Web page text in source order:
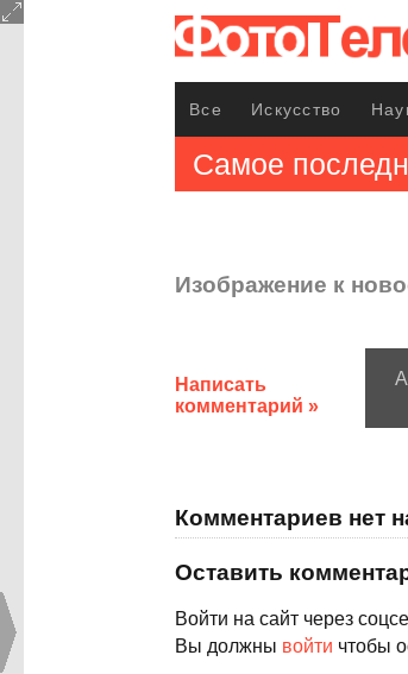
Все Искусство
Самое
Изображение к
Написать
комментарий »
Комментариев нет
Оставить
Войти на сайт через
Вы должны войти чтобы